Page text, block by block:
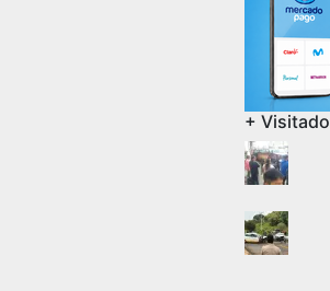
+ Visitado